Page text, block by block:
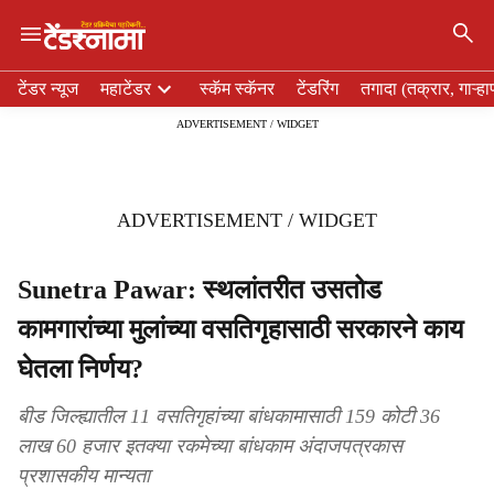
e
टेंडर न्यूज महाटेंडर स्कॅम स्कॅनर टेंडरिंग तगादा (तक्रार,
ADVERTISEMENT / WIDGET
ADVERTISEMENT / WIDGET
Sunetra Pawar: स्थलांतरीत उसतोड
कामगारांच्या मुलांच्या वसतिगृहासाठी सरकारने काय
घेतला निर्णय?
बीड जिल्ह्यातील 11 वसतिगृहांच्या बांधकामासाठी 159 कोटी 36
लाख 60 हजार इतक्या रकमेच्या बांधकाम अंदाजपत्रकास
प्रशासकीय मान्यता